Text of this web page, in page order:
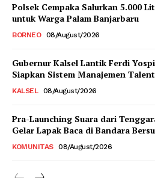
Polsek Cempaka Salurkan 5.000
untuk Warga Palam Banjarbaru
BORNEO 08/August/2026
Gubernur Kalsel Lantik Ferdi
Siapkan Sistem Manajemen
KALSEL 08/August/2026
Pra-Launching Suara dari
Gelar Lapak Baca di Bandara
KOMUNITAS 08/August/2026